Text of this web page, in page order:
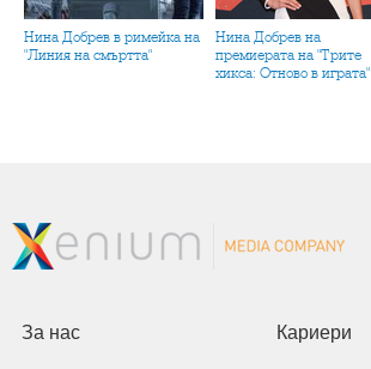
Нина Добрев в римейка на
"Линия на смъртта"
Нина Добрев на
премиерата на "Трите
хикса: Отново в играта"
За нас Кариери